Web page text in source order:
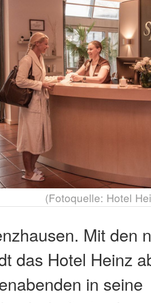
(Fotoquelle: Hotel
Mit den
das Hotel Heinz
in seine